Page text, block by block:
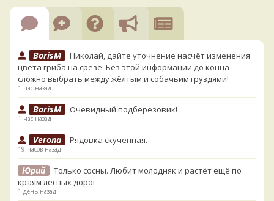
BorisM
Николай, дайте уточнение насчёт изменения
цвета гриба на срезе. Без этой информации до конца
сложно выбрать между жёлтым и собачьим груздями!
1 час назад
BorisM Очевидный подберезовик!
1 час назад
Verona Рядовка скученная.
19 часов назад
Юрий
Только сосны. Любит молодняк и растёт ещё по
краям лесных дорог.
1 день назад